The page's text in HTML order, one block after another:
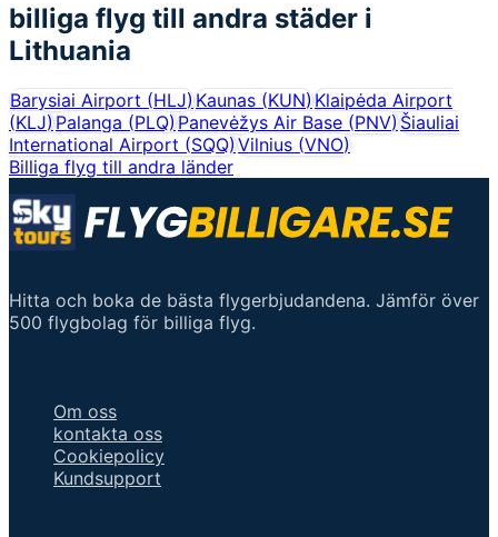
billiga flyg till andra städer i
Lithuania
Barysiai Airport (HLJ)Kaunas (KUN)Klaipėda Airport
(KLJ)Palanga (PLQ) Panevėžys Air Base (PNV) Šiauliai
International Airport (SQQ)Vilnius (VNO)
Billiga flyg till andra länder
Hitta och boka de bästa flygerbjudandena. Jämför över
500 flygbolag för billiga flyg.
Om oss
kontakta oss
Cookiepolicy
Kundsupport